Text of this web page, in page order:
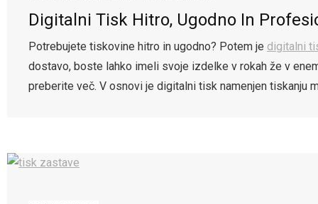
Digitalni Tisk Hitro, Ugodno In
Potrebujete tiskovine hitro in ugodno? Potem je digitalni
dostavo, boste lahko imeli svoje izdelke v rokah že v
preberite več. V osnovi je digitalni tisk namenjen tiskanju